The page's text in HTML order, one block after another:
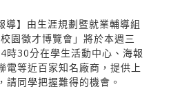
導】由生涯規劃暨就業輔導組
園徵才博覽會」將於本週三
時30分在學生活動中心、海報
電等近百家知名廠商，提供上
請同學把握難得的機會。